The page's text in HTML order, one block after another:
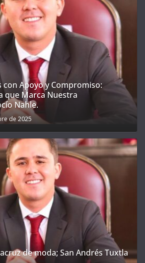
con Apoyo y Compromiso:
que Marca Nuestra
Nahle.
de 2025
de moda; San Andrés Tuxtla